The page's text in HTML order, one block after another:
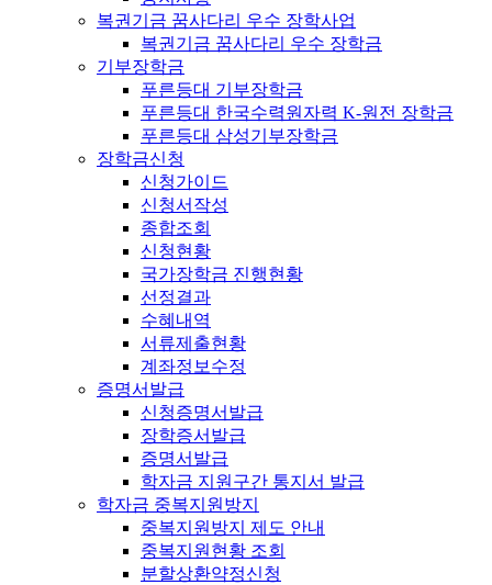
복권기금 꿈사다리 우수 장학사업
복권기금 꿈사다리 우수 장학금
기부장학금
푸른등대 기부장학금
푸른등대 한국수력원자력 K-원전 장학금
푸른등대 삼성기부장학금
장학금신청
신청가이드
신청서작성
종합조회
신청현황
국가장학금 진행현황
선정결과
수혜내역
서류제출현황
계좌정보수정
증명서발급
신청증명서발급
장학증서발급
증명서발급
학자금 지원구간 통지서 발급
학자금 중복지원방지
중복지원방지 제도 안내
중복지원현황 조회
분할상환약정신청